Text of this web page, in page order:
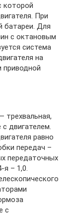
которой
При
батареи. Для
с октановым
система
на
приводной
трехвальная,
двигателем.
равно
передач –
передаточных
я – 1,0.
с